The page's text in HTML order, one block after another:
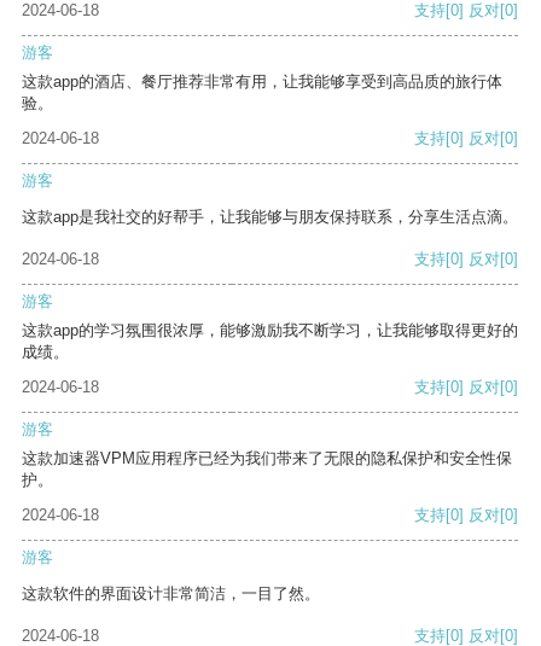
2024-06-18 支持[0] 反对[0]
游客
这款app的酒店、餐厅推荐非常有用，让我能够享受到高品质的旅行体
验。
2024-06-18
支持[0] 反对[0]
游客
这款app是我社交的好帮手，让我能够与朋友保持联系，分享生活点滴。
2024-06-18 支持[0] 反对[0]
游客
这款app的学习氛围很浓厚，能够激励我不断学习，让我能够取得更好的
成绩。
2024-06-18
支持[0] 反对[0]
游客
这款加速器VPM应用程序已经为我们带来了无限的隐私保护和安全性保
护。
2024-06-18
支持[0] 反对[0]
游客
这款软件的界面设计非常简洁，一目了然。
2024-06-18 支持[0] 反对[0]